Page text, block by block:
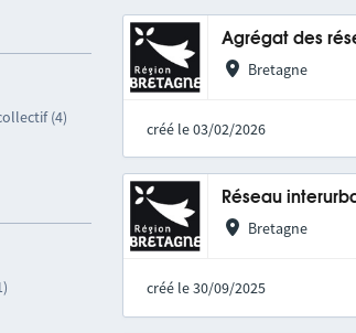
(4)
Agrégat des
Bretagne
créé le 03/02/2026
Réseau
Bretagne
créé le 30/09/2025